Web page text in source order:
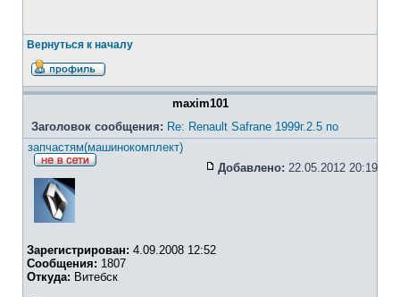
Вернуться к началу
maxim101
Заголовок сообщения: Re: Renault Safrane 1999г.2.5 по
запчастям(машинокомплект)
Добавлено: 22.05.2012 20:19
Зарегистрирован: 4.09.2008 12:52
Сообщения: 1807
Откуда: Витебск